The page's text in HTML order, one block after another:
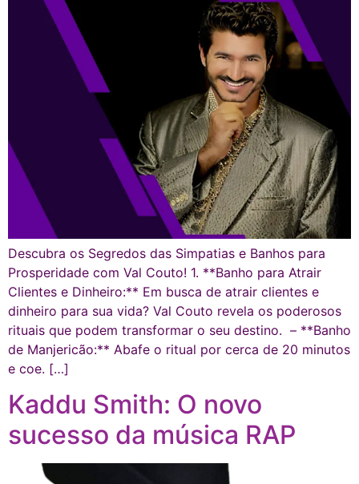
Descubra os Segredos das Simpatias e Banhos para
Prosperidade com Val Couto! 1. **Banho para Atrair
Clientes e Dinheiro:** Em busca de atrair clientes e
dinheiro para sua vida? Val Couto revela os poderosos
rituais que podem transformar o seu destino. – **Banho
de Manjericão:** Abafe o ritual por cerca de 20 minutos
e coe. […]
Kaddu Smith: O novo
sucesso da música RAP